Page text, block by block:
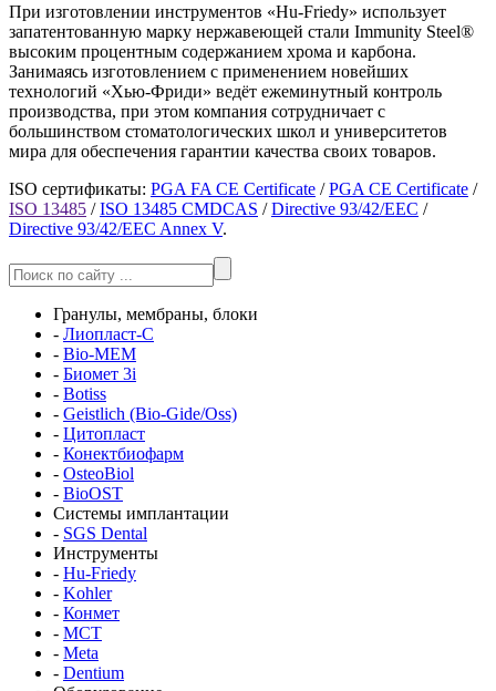
При изготовлении инструментов «Hu-Friedy» использует
запатентованную марку нержавеющей стали Immunity Steel®
высоким процентным содержанием хрома и карбона.
Занимаясь изготовлением с применением новейших
технологий «Хью-Фриди» ведёт ежеминутный контроль
производства, при этом компания сотрудничает с
большинством стоматологических школ и университетов
мира для обеспечения гарантии качества своих товаров.
ISO сертификаты: PGA FA CE Certificate /PGA CE Certificate /
ISO 13485 /ISO 13485 CMDCAS /Directive 93/42/EEC /
Directive 93/42/EEC Annex V.
Гранулы, мембраны, блоки
- Лиопласт-С
- Bio-MEM
- Биомет 3i
- Botiss
- Geistlich (Bio-Gide/Oss)
- Цитопласт
- Конектбиофарм
- OsteoBiol
- BioOST
Системы имплантации
- SGS Dental
Инструменты
- Hu-Friedy
- Kohler
- Конмет
- MCT
- Meta
- Dentium